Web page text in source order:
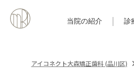
当院の紹介 診
アイコネクト大森矯正歯科 (品川区)